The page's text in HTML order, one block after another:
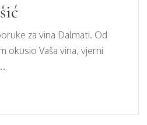
za vina Dalmati. Od
okusio Vaša vina, vjerni